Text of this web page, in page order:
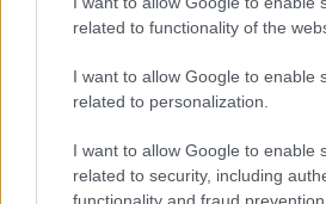
related to functionality of the
I want to allow Google to enable
related to personalization.
I want to allow Google to enable
related to security, including
functionality and fraud
Manchester United 2026-08-
ELŐZŐ MÉRKŐZÉSEK